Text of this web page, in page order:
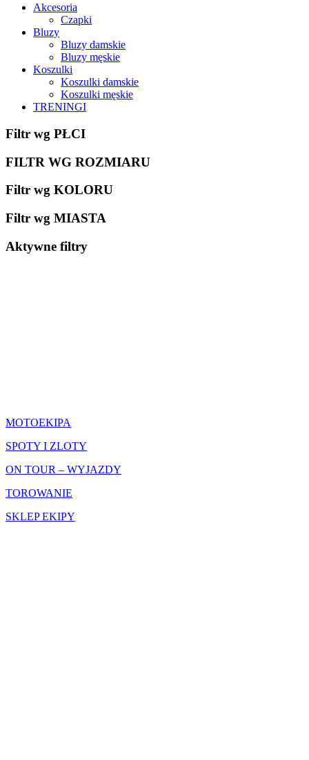
Akcesoria
Czapki
Bluzy
Bluzy damskie
Bluzy męskie
Koszulki
Koszulki damskie
Koszulki męskie
TRENINGI
Filtr wg PŁCI
FILTR WG ROZMIARU
Filtr wg KOLORU
Filtr wg MIASTA
Aktywne filtry
MOTOEKIPA
SPOTY I ZLOTY
ON TOUR – WYJAZDY
TOROWANIE
SKLEP EKIPY